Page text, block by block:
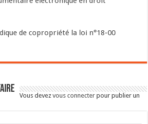
de copropriété la loi n°18-00
Vous devezvous connecter pour publier un